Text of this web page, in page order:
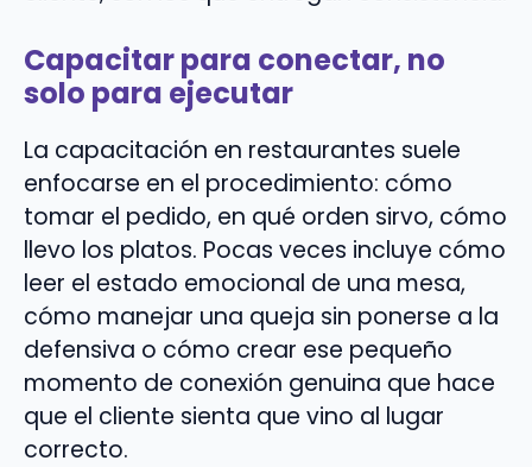
Capacitar para conectar, no
solo para ejecutar
La capacitación en restaurantes suele
enfocarse en el procedimiento: cómo
tomar el pedido, en qué orden sirvo, cómo
llevo los platos. Pocas veces incluye cómo
leer el estado emocional de una mesa,
cómo manejar una queja sin ponerse a la
defensiva o cómo crear ese pequeño
momento de conexión genuina que hace
que el cliente sienta que vino al lugar
correcto.